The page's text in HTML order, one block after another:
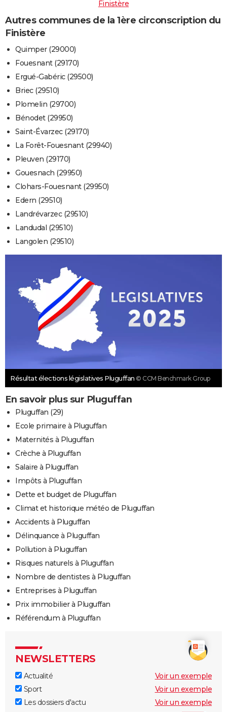
Finistère
Autres communes de la 1ère circonscription du
Finistère
Quimper (29000)
Fouesnant (29170)
Ergué-Gabéric (29500)
Briec (29510)
Plomelin (29700)
Bénodet (29950)
Saint-Évarzec (29170)
La Forêt-Fouesnant (29940)
Pleuven (29170)
Gouesnach (29950)
Clohars-Fouesnant (29950)
Edern (29510)
Landrévarzec (29510)
Landudal (29510)
Langolen (29510)
Résultat élections législatives Pluguffan © CCM Benchmark Group
En savoir plus sur Pluguffan
Pluguffan (29)
Ecole primaire à Pluguffan
Maternités à Pluguffan
Crèche à Pluguffan
Salaire à Pluguffan
Impôts à Pluguffan
Dette et budget de Pluguffan
Climat et historique météo de Pluguffan
Accidents à Pluguffan
Délinquance à Pluguffan
Pollution à Pluguffan
Risques naturels à Pluguffan
Nombre de dentistes à Pluguffan
Entreprises à Pluguffan
Prix immobilier à Pluguffan
Référendum à Pluguffan
NEWSLETTERS
Actualité
Voir un exemple
Sport
Voir un exemple
Les dossiers d'actu
Voir un exemple